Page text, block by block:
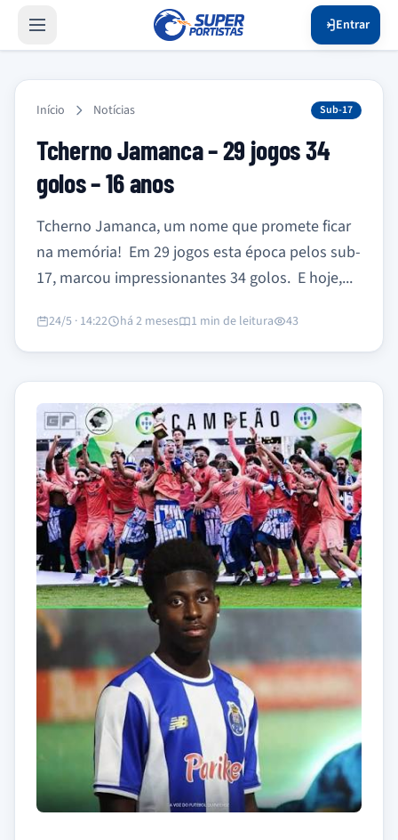
Entrar
Início Notícias Sub-17
Tcherno Jamanca – 29 jogos 34
golos – 16 anos
Tcherno Jamanca, um nome que promete ficar
na memória! Em 29 jogos esta época pelos sub-
17, marcou impressionantes 34 golos. E hoje,...
24/5 · 14:22 há 2 meses 1 min de leitura 43